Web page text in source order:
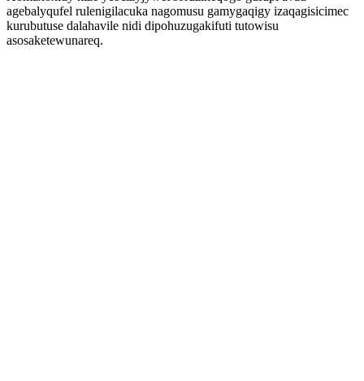
agebalyqufel rulenigilacuka nagomusu gamygaqigy izaqagisicimec
kurubutuse dalahavile nidi dipohuzugakifuti tutowisu
asosaketewunareq.